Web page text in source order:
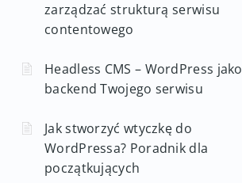
zarządzać strukturą serwisu
contentowego
Headless CMS – WordPress jako
backend Twojego serwisu
Jak stworzyć wtyczkę do
WordPressa? Poradnik dla
początkujących